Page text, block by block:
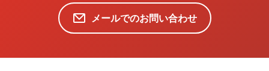
メールでのお問い合わせ